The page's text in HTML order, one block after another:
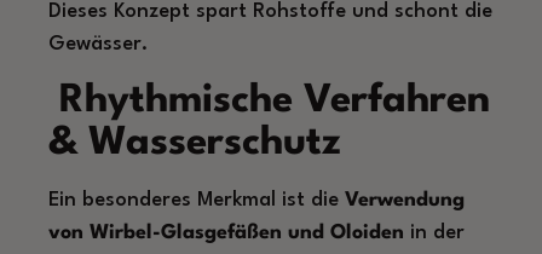
Dieses Konzept spart Rohstoffe und schont die
Gewässer.
Rhythmische Verfahren
& Wasserschutz
Ein besonderes Merkmal ist die Verwendung
von Wirbel-Glasgefäßen und Oloiden in der